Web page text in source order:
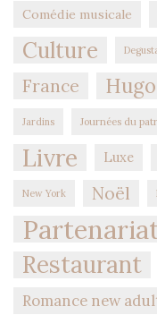
Comédie musicale
Culture
France
Jardins Journées du
Livre
Luxe
New York Noël
Restaurant
Romance new